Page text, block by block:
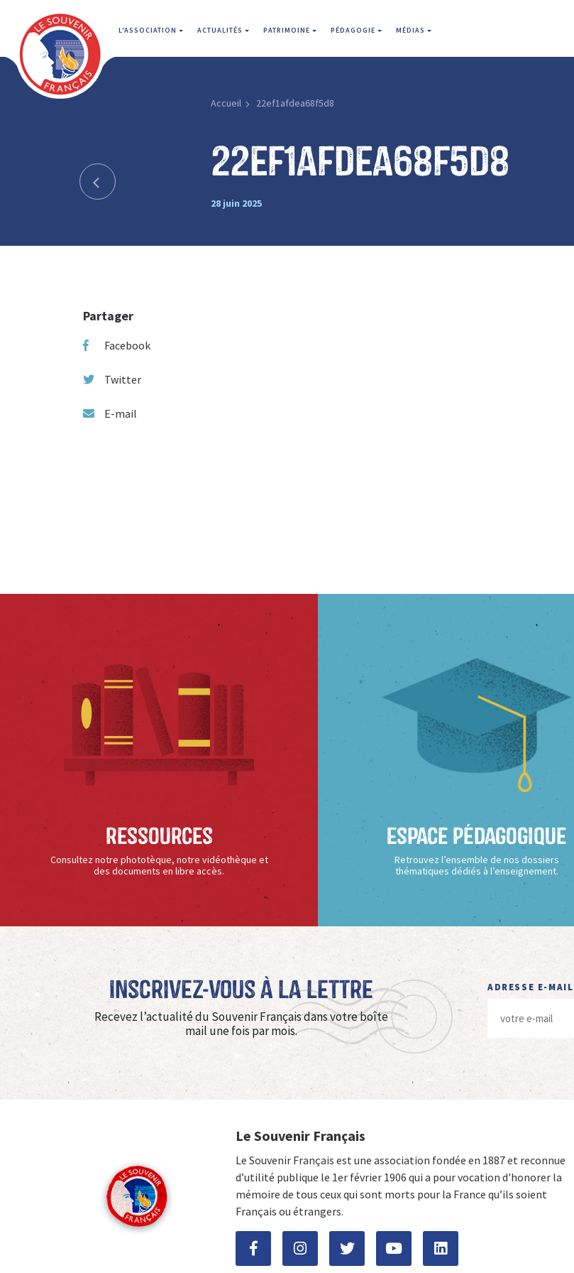
L'ASSOCIATION ACTUALITÉS PATRIMOINE PÉDAGOGIE MÉDIAS
Accueil 22ef1afdea68f5d8
22ef1afdea68f5d8
28 juin 2025
Partager
Facebook
Twitter
E-mail
Ressources
Consultez notre phototèque, notre vidéothèque et
des documents en libre accès.
Espace Pédagogique
Retrouvez l’ensemble de nos dossiers
thématiques dédiés à l’enseignement.
Inscrivez-vous à La Lettre
Recevez l’actualité du Souvenir Français dans votre boîte
mail une fois par mois.
ADRESSE E-MAIL
Le Souvenir Français
Le Souvenir Français est une association fondée en 1887 et reconnue
d’utilité publique le 1er février 1906 qui a pour vocation d'honorer la
mémoire de tous ceux qui sont morts pour la France qu’ils soient
Français ou étrangers.